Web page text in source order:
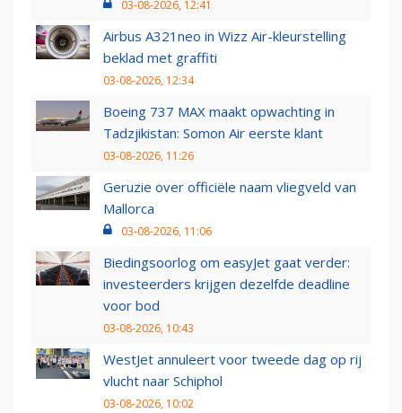
03-08-2026, 12:41
Airbus A321neo in Wizz Air-kleurstelling
beklad met graffiti
03-08-2026, 12:34
Boeing 737 MAX maakt opwachting in
Tadzjikistan: Somon Air eerste klant
03-08-2026, 11:26
Geruzie over officiële naam vliegveld van
Mallorca
03-08-2026, 11:06
Biedingsoorlog om easyJet gaat verder:
investeerders krijgen dezelfde deadline
voor bod
03-08-2026, 10:43
WestJet annuleert voor tweede dag op rij
vlucht naar Schiphol
03-08-2026, 10:02